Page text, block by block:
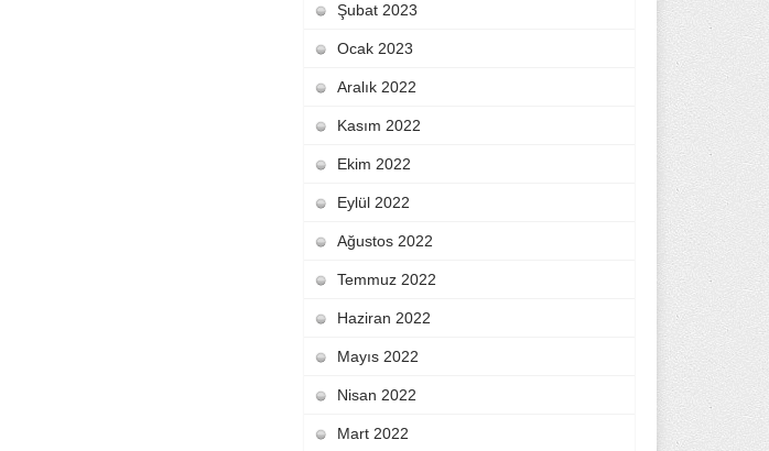
Şubat 2023
Ocak 2023
Aralık 2022
Kasım 2022
Ekim 2022
Eylül 2022
Ağustos 2022
Temmuz 2022
Haziran 2022
Mayıs 2022
Nisan 2022
Mart 2022